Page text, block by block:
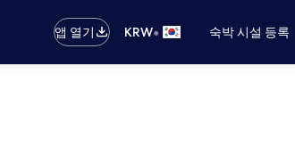
앱 열기
KRW• 숙박 시설 등록